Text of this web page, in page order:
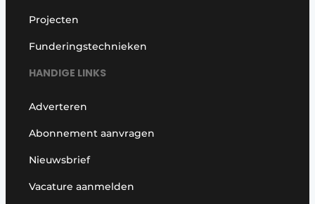
Projecten
Funderingstechnieken
HANDIGE LINKS
Adverteren
Abonnement aanvragen
Nieuwsbrief
Vacature aanmelden